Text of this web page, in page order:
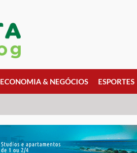
ECONOMIA & NEGÓCIOS ESPORTES